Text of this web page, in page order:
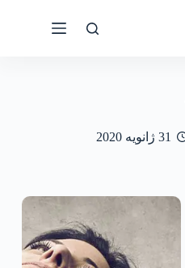
31 ژانویه 2020